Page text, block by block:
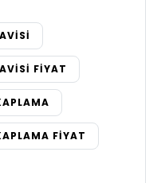
FIYAT
FIYAT